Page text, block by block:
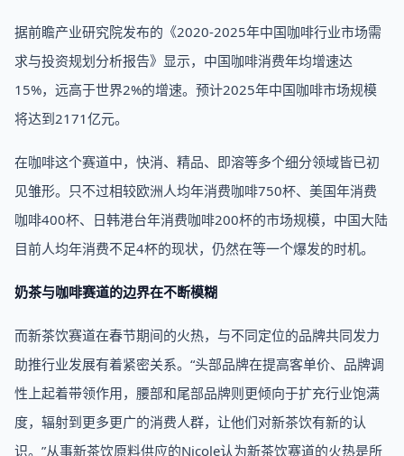
据前瞻产业研究院发布的《2020-2025年中国咖啡行业市场需
求与投资规划分析报告》显示，中国咖啡消费年均增速达
15%，远高于世界2%的增速。预计2025年中国咖啡市场规模
将达到2171亿元。
在咖啡这个赛道中，快消、精品、即溶等多个细分领域皆已初
见雏形。只不过相较欧洲人均年消费咖啡750杯、美国年消费
咖啡400杯、日韩港台年消费咖啡200杯的市场规模，中国大陆
目前人均年消费不足4杯的现状，仍然在等一个爆发的时机。
奶茶与咖啡赛道的边界在不断模糊
而新茶饮赛道在春节期间的火热，与不同定位的品牌共同发力
助推行业发展有着紧密关系。“头部品牌在提高客单价、品牌调
性上起着带领作用，腰部和尾部品牌则更倾向于扩充行业饱满
度，辐射到更多更广的消费人群，让他们对新茶饮有新的认
识。”从事新茶饮原料供应的Nicole认为新茶饮赛道的火热是所